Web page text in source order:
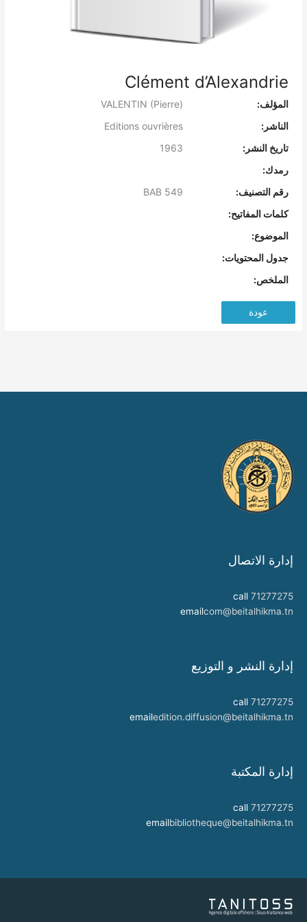
Clément d’Alexandrie
المؤلف:
الناشر:
Editions ouvrières
تاريخ النشر:
رمدك:
رقم التصنيف:
كلمات المفاتيح:
الموضوع:
جدول المحتويات:
الملخص:
عودة
إدارة الاتصال
call 71277275
emailcom@beitalhikma.tn
إدارة النشر و التوزيع
call 71277275
emailedition.diffusion@beitalhikma.tn
إدارة المكتبة
call 71277275
emailbibliotheque@beitalhikma.tn